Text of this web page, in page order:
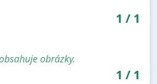
1 / 1
obrázky.
1 / 1